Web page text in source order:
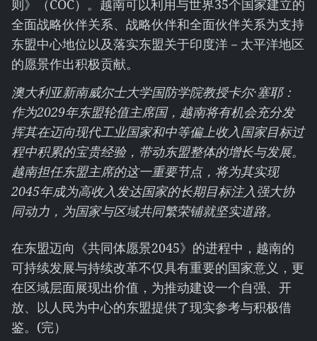
则》（COC）。越南可以利用与世界35个国家建立的
全面战略伙伴关系、战略伙伴和全面伙伴关系为支持
东盟中心地位以及落实东盟关于印度洋－太平洋地区
的愿景作出积极贡献。
澳大利亚新南威尔士大学国防学院教授卡尔·塞耶：
作为2029年东盟轮值主席国，越南将有机会充分发
挥其在迈向现代工业国家和中等偏上收入国家目标过
程中积累的宝贵经验，带动东盟整体的增长与发展。
越南担任东盟主席的这一重要节点，将为其实现
2045年成为高收入发达国家的长期目标注入强大协
同动力，为国家与区域共同繁荣铺就坚实道路。
在东盟迈向《共同体愿景2045》的进程中，越南的
可持续发展与持续改革不仅具有重要的国家意义，更
在区域层面展现出价值，为推动建设一个自强、开
放、以人民为中心的东盟提供了现实参考与积极借
鉴。(完）